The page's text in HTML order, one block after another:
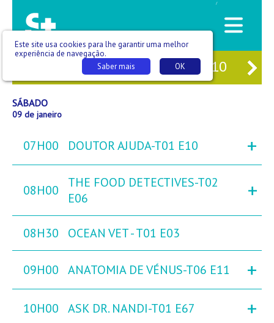
/
08 SÁB 09 DOM 10
SÁBADO
09 de janeiro
07H00 DOUTOR AJUDA-T01 E10 +
08H00
THE FOOD DETECTIVES-T02
E06
+
08H30 OCEAN VET - T01 E03
09H00 ANATOMIA DE VÉNUS-T06 E11 +
10H00 ASK DR. NANDI-T01 E67 +
Este site usa cookies para lhe garantir uma melhor
experiência de navegação.
OK
Saber mais